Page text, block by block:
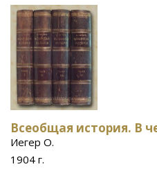
Всеобщая история. В
Иегер О.
1904 г.